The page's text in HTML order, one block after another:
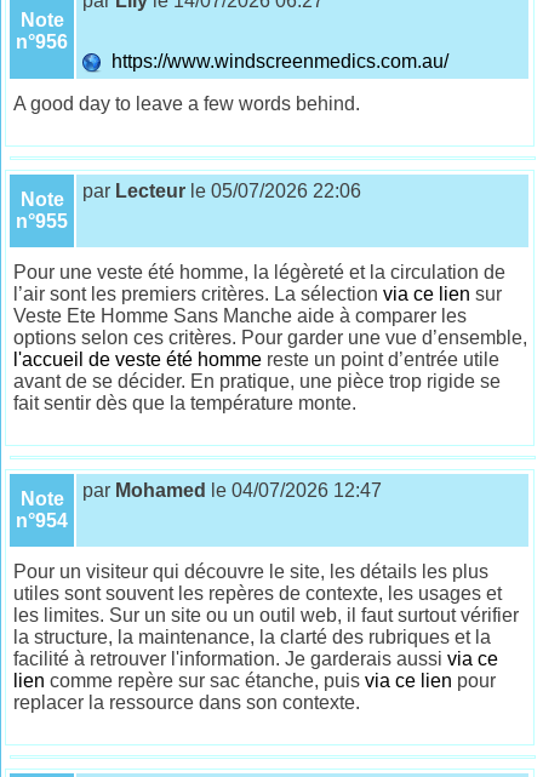
Note
n°956
https://www.windscreenmedics.com.au/
A good day to leave a few words behind.
Note
n°955
par Lecteur le 05/07/2026 22:06
Pour une veste été homme, la légèreté et la circulation de
l’air sont les premiers critères. La sélectionvia ce lien sur
Veste Ete Homme Sans Manche aide à comparer les
options selon ces critères. Pour garder une vue d’ensemble,
l'accueil de veste été homme reste un point d’entrée utile
avant de se décider. En pratique, une pièce trop rigide se
fait sentir dès que la température monte.
Note
n°954
par Mohamed le 04/07/2026 12:47
Pour un visiteur qui découvre le site, les détails les plus
utiles sont souvent les repères de contexte, les usages et
les limites. Sur un site ou un outil web, il faut surtout vérifier
la structure, la maintenance, la clarté des rubriques et la
facilité à retrouver l'information. Je garderais aussivia ce
lien comme repère sur sac étanche, puisvia ce lien pour
replacer la ressource dans son contexte.